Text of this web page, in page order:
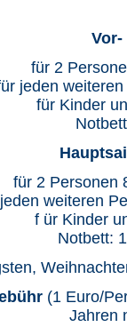
für 2
jeden
für Kinder
für 2 Personen
weiteren
f ür Kinder
Notbett:
(1 Euro/
Jahren